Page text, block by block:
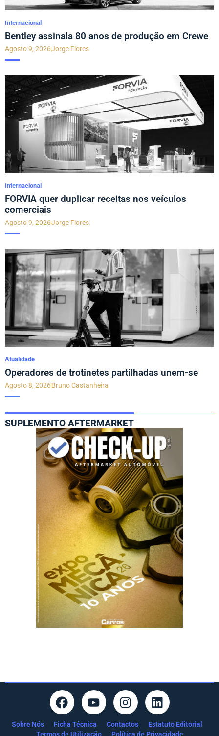
Internacional
Bentley assinala 80 anos de produção em Crewe
Agosto 9, 2026Jorge Flores
Internacional
FORVIA quer duplicar receitas nos veículos
comerciais
Agosto 9, 2026Jorge Flores
Atualidade
Operadores de trotinetes partilhadas unem-se
Agosto 8, 2026Bruno Castanheira
SUPLEMENTO AFTERMARKET
Sobre Nós Ficha Técnica Contactos
Estatuto Editorial
Termos de Utilização
Política de Privacidade